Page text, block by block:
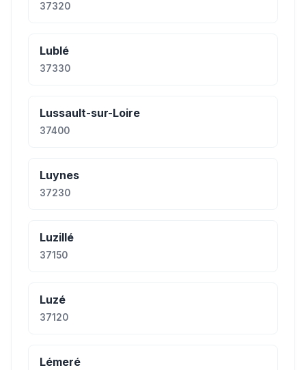
37320
Lublé
37330
Lussault-sur-Loire
37400
Luynes
37230
Luzillé
37150
Luzé
37120
Lémeré